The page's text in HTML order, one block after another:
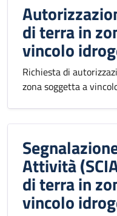
di terra in
vincolo
Richiesta di
zona soggetta a
Attività
di terra in
vincolo